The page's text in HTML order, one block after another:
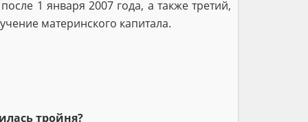
1 января 2007 года, а также третий,
материнского капитала.
тройня?